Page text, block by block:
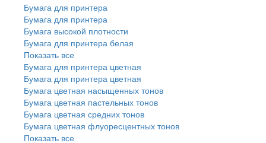
Бумага для принтера
Бумага для принтера
Бумага высокой плотности
Бумага для принтера белая
Показать все
Бумага для принтера цветная
Бумага для принтера цветная
Бумага цветная насыщенных тонов
Бумага цветная пастельных тонов
Бумага цветная средних тонов
Бумага цветная флуоресцентных тонов
Показать все